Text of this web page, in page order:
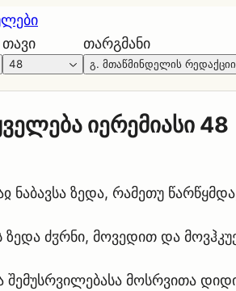
თავი
48
თარგმანი
გ. მთაწმინდელის
იერემიასი 48
ზედა, რამეთუ
ზედა ძჳრნი, მოვედით და
მოსრვითა